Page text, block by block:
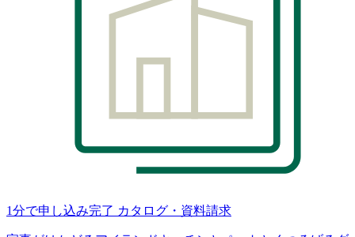
1分で申し込み完了 カタログ・資料請求